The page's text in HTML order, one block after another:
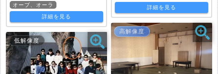
オーブ、オーラ
詳細を見る
低解像度
詳細を見る
高解像度